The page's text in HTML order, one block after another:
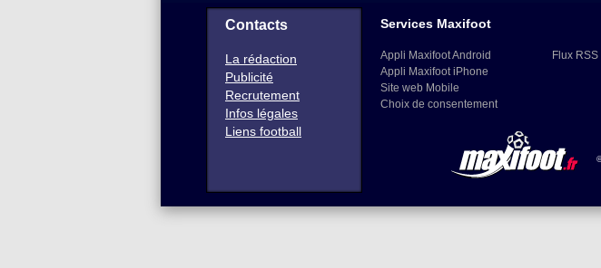
Contacts
La rédaction
Publicité
Recrutement
Infos légales
Liens football
Services Maxifoot
Appli Maxifoot Android
Appli Maxifoot iPhone
Site web Mobile
Choix de consentement
Flux